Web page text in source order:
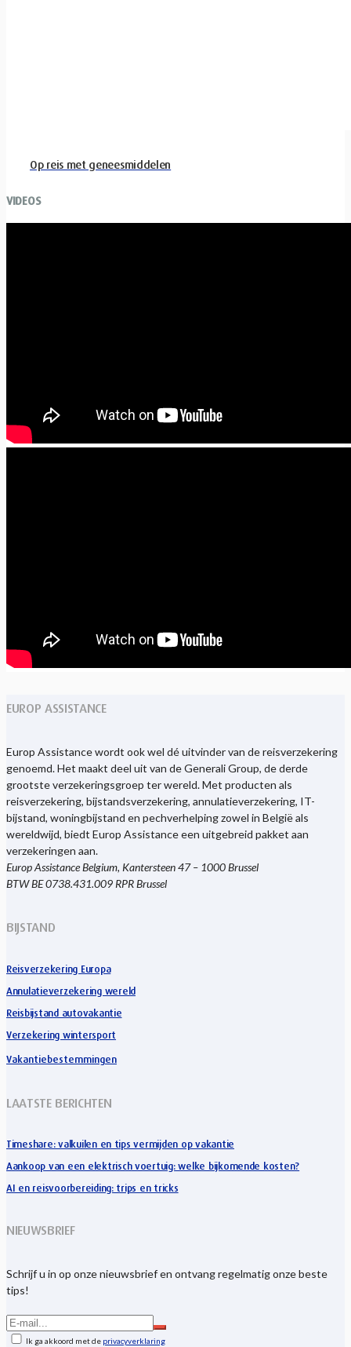
Op reis met geneesmiddelen
VIDEOS
EUROP ASSISTANCE
Europ Assistance wordt ook wel dé uitvinder van de reisverzekering
genoemd. Het maakt deel uit van de Generali Group, de derde
grootste verzekeringsgroep ter wereld. Met producten als
reisverzekering, bijstandsverzekering, annulatieverzekering, IT-
bijstand, woningbijstand en pechverhelping zowel in België als
wereldwijd, biedt Europ Assistance een uitgebreid pakket aan
verzekeringen aan.
Europ Assistance Belgium, Kantersteen 47 – 1000 Brussel
BTW BE 0738.431.009 RPR Brussel
BIJSTAND
Reisverzekering Europa
Annulatieverzekering wereld
Reisbijstand autovakantie
Verzekering wintersport
Vakantiebestemmingen
LAATSTE BERICHTEN
Timeshare: valkuilen en tips vermijden op vakantie
Aankoop van een elektrisch voertuig: welke bijkomende kosten?
AI en reisvoorbereiding: trips en tricks
NIEUWSBRIEF
Schrijf u in op onze nieuwsbrief en ontvang regelmatig onze beste
tips!
Ik ga akkoord met de privacyverklaring